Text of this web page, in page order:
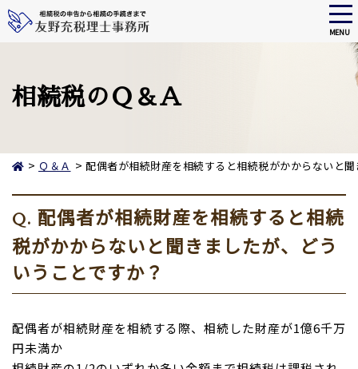
main
content
MENU
相続税のＱ＆Ａ
> Ｑ＆Ａ > 配偶者が相続財産を相続すると相続税がかからないと
Q. 配偶者が相続財産を相続すると相続
税がかからないと聞きましたが、どう
いうことですか？
配偶者が相続財産を相続する際、相続した財産が1億6千万
円未満か